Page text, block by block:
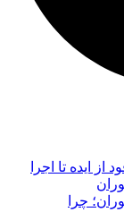
ایده تا اجرا
چرا